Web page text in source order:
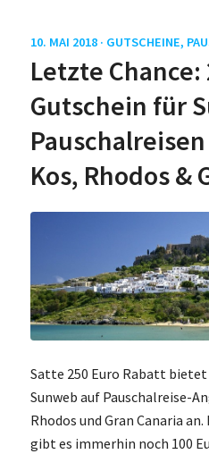
10. MAI 2018 · GUTSCHEINE,
Letzte Chance:
Gutschein für
Kos, Rhodos &
Satte 250 Euro Rabatt
Sunweb auf Pauschalreise-
Rhodos und Gran Canaria
gibt es immerhin noch 100